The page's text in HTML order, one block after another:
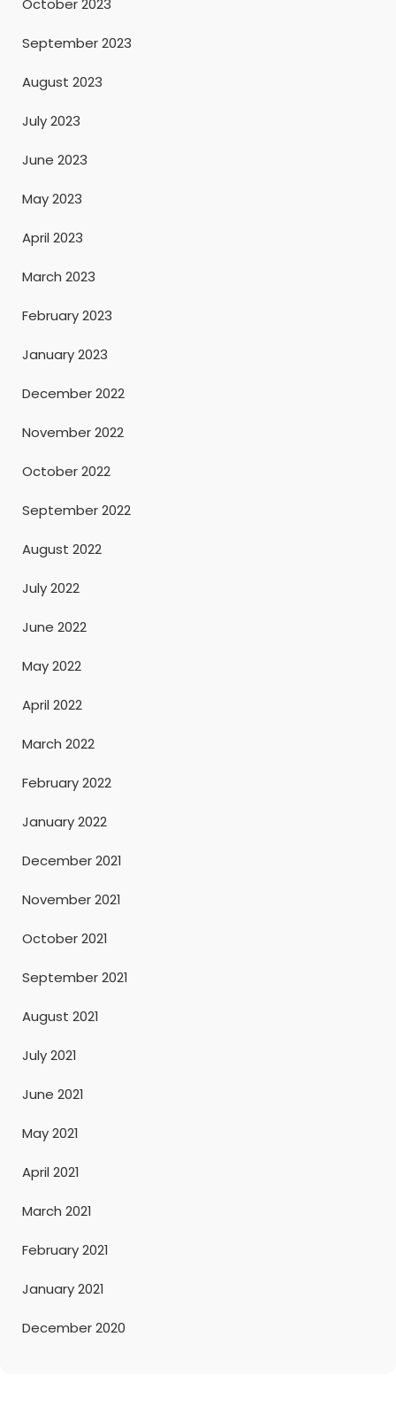
October 2023
September 2023
August 2023
July 2023
June 2023
May 2023
April 2023
March 2023
February 2023
January 2023
December 2022
November 2022
October 2022
September 2022
August 2022
July 2022
June 2022
May 2022
April 2022
March 2022
February 2022
January 2022
December 2021
November 2021
October 2021
September 2021
August 2021
July 2021
June 2021
May 2021
April 2021
March 2021
February 2021
January 2021
December 2020